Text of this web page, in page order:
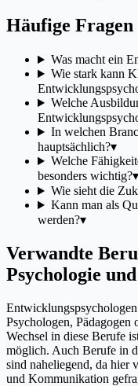
Häufige Fragen
Was macht ein
Wie stark kann
Welche
In welchen
hauptsächlich?▾
Welche
besonders wichtig?▾
Wie sieht die
Kann man als
werden?▾
Verwandte
Psychologie
Psychologen, Pädagogen
Wechsel in diese Berufe
möglich. Auch Berufe in
sind naheliegend, da hier
und Kommunikation